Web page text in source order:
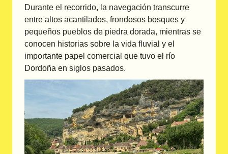
Durante el recorrido, la navegación transcurre
entre altos acantilados, frondosos bosques y
pequeños pueblos de piedra dorada, mientras se
conocen historias sobre la vida fluvial y el
importante papel comercial que tuvo el río
Dordoña en siglos pasados.